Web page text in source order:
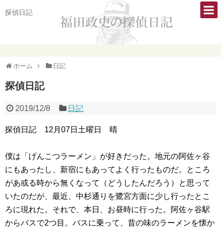
探偵日記
ホーム 日記
探偵日記
2019/12/8 日記
探偵日記 12月07日土曜日 晴
僕は「げんこつラーメン」が好きだった。地元の阿佐ヶ谷
にもあったし、新宿にもあってよく行ったものだ。ところ
があ或る時から無くなって（どうしたんだろう）と思って
いたのだが、最近、中杉通りを鷺宮方面に少し行ったとこ
ろに現れた。それで、本日、お昼時に行った。阿佐ヶ谷駅
からバスで2つ目。バスに乗って、昔の味のラーメンを懐か